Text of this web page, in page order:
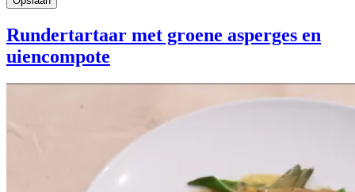
Rundertartaar met groene asperges en
uiencompote